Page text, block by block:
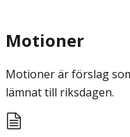
Motioner
Motioner är förslag
lämnat till riksdagen.